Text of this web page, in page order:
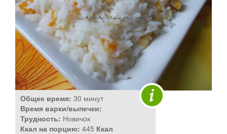
Общее время: 30 минут
Время варки/выпечки:
Трудность: Новичок
Ккал на порцию: 445 Ккал